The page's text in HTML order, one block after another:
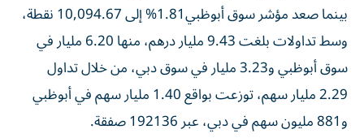
بينما صعد مؤشر سوق أبوظبي1.81% إلى 10,094.67 نقطة،
وسط تداولات بلغت 9.43 مليار درهم، منها 6.20 مليار في
سوق أبوظبي و3.23 مليار في سوق دبي، من خلال تداول
2.29 مليار سهم، توزعت بواقع 1.40 مليار سهم في أبوظبي
و881 مليون سهم في دبي، عبر 192136 صفقة.